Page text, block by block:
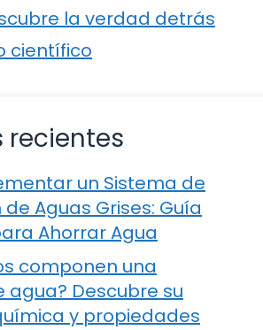
la verdad detrás
científico
recientes
un Sistema de
de Aguas Grises: Guía
Ahorrar Agua
componen una
agua? Descubre su
y propiedades